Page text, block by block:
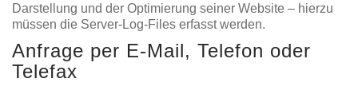
Darstellung und der Optimierung seiner Website – hierzu
müssen die Server-Log-Files erfasst werden.
Anfrage per E-Mail, Telefon oder
Telefax